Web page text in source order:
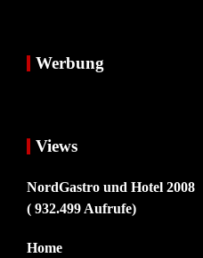
Werbung
Views
NordGastro und Hotel 2008
( 932.499 Aufrufe)
Home